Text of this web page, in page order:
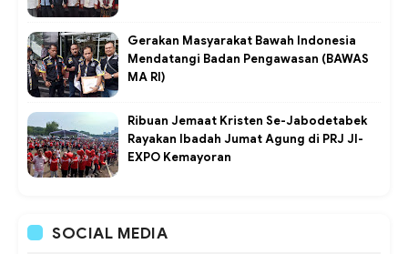
Gerakan Masyarakat Bawah Indonesia
Mendatangi Badan Pengawasan (BAWAS
MA RI)
Ribuan Jemaat Kristen Se-Jabodetabek
Rayakan Ibadah Jumat Agung di PRJ JI-
EXPO Kemayoran
SOCIAL MEDIA